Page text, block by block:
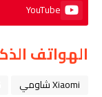
YouTube
الهواتف
Xiaomi شاومي